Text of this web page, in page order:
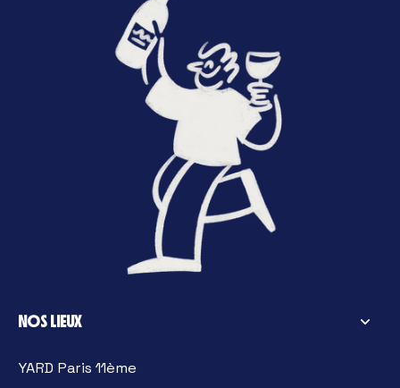
NOS LIEUX
YARD Paris 11ème